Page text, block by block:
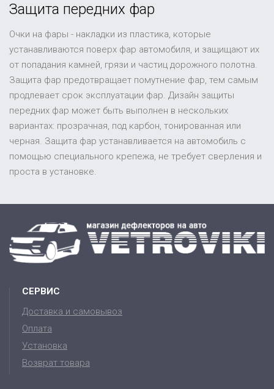
Защита передних фар
Очки на фары - накладки из пластика, которые
устанавливаются поверх фар автомобиля, и защищают их
от попадания камней, грязи и частиц дорожного полотна.
Защита фар предотвращает помутнение фар, тем самым
продлевает срок эксплуатации фар. Дизайн защиты
передних фар может быть выполнен в нескольких
вариантах: прозрачная, под карбон, тонированная или
черная. Защита фар устанавливается на автомобиль с
помощью специального крепежа, не требует сверления и
проста в установке.
СЕРВИС
Доставка и самовывоз
Оплата
Установка
Возврат товара